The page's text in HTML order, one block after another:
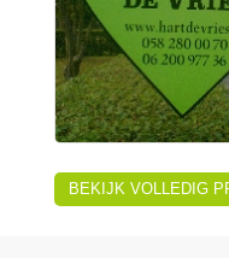
BEKIJK VOLLEDIG